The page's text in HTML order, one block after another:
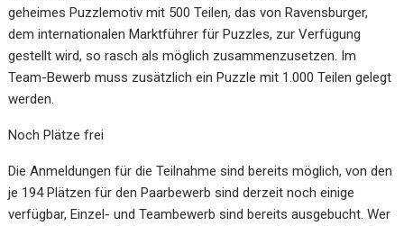
geheimes Puzzlemotiv mit 500 Teilen, das von Ravensburger,
dem internationalen Marktführer für Puzzles, zur Verfügung
gestellt wird, so rasch als möglich zusammenzusetzen. Im
Team-Bewerb muss zusätzlich ein Puzzle mit 1.000 Teilen gelegt
werden.
Noch Plätze frei
Die Anmeldungen für die Teilnahme sind bereits möglich, von den
je 194 Plätzen für den Paarbewerb sind derzeit noch einige
verfügbar, Einzel- und Teambewerb sind bereits ausgebucht. Wer